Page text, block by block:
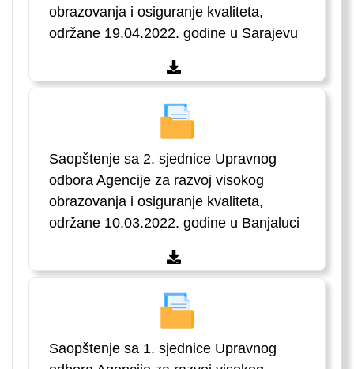
obrazovanja i osiguranje kvaliteta,
održane 19.04.2022. godine u Sarajevu
Saopštenje sa 2. sjednice Upravnog
odbora Agencije za razvoj visokog
obrazovanja i osiguranje kvaliteta,
održane 10.03.2022. godine u Banjaluci
Saopštenje sa 1. sjednice Upravnog